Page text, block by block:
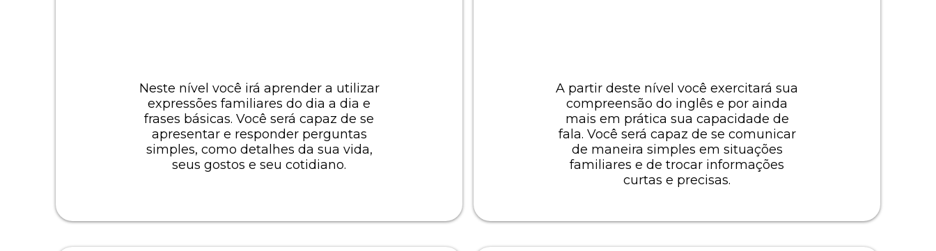
Neste nível você irá aprender a utilizar
expressões familiares do dia a dia e
frases básicas. Você será capaz de se
apresentar e responder perguntas
simples, como detalhes da sua vida,
seus gostos e seu cotidiano.
A partir deste nível você exercitará sua
compreensão do inglês e por ainda
mais em prática sua capacidade de
fala. Você será capaz de se comunicar
de maneira simples em situações
familiares e de trocar informações
curtas e precisas.